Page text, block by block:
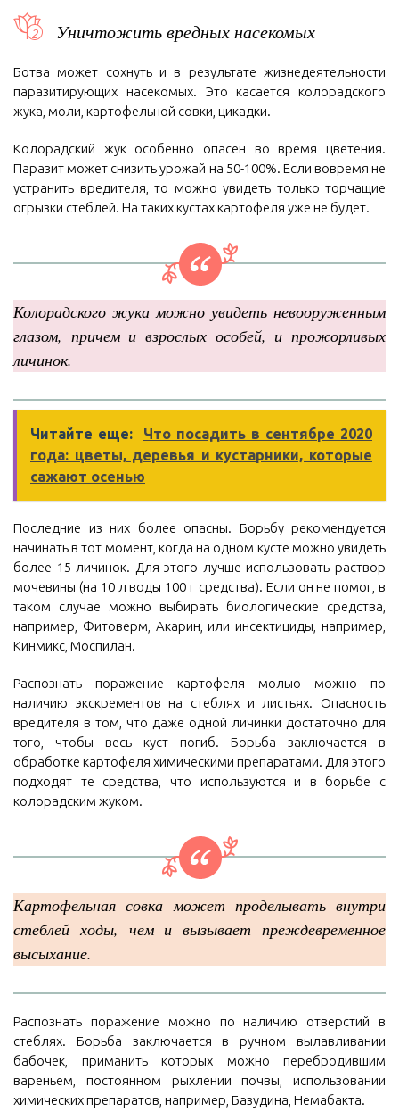
Уничтожить вредных насекомых
Ботва может сохнуть и в результате жизнедеятельности
паразитирующих насекомых. Это касается колорадского
жука, моли, картофельной совки, цикадки.
Колорадский жук особенно опасен во время цветения.
Паразит может снизить урожай на 50-100%. Если вовремя не
устранить вредителя, то можно увидеть только торчащие
огрызки стеблей. На таких кустах картофеля уже не будет.
Колорадского жука можно увидеть невооруженным
глазом, причем и взрослых особей, и прожорливых
личинок.
Читайте еще:
Что посадить в сентябре 2020
года: цветы, деревья и кустарники, которые
сажают осенью
Последние из них более опасны. Борьбу рекомендуется
начинать в тот момент, когда на одном кусте можно увидеть
более 15 личинок. Для этого лучше использовать раствор
мочевины (на 10 л воды 100 г средства). Если он не помог, в
таком случае можно выбирать биологические средства,
например, Фитоверм, Акарин, или инсектициды, например,
Кинмикс, Моспилан.
Распознать поражение картофеля молью можно по
наличию экскрементов на стеблях и листьях. Опасность
вредителя в том, что даже одной личинки достаточно для
того, чтобы весь куст погиб. Борьба заключается в
обработке картофеля химическими препаратами. Для этого
подходят те средства, что используются и в борьбе с
колорадским жуком.
Картофельная совка может проделывать внутри
стеблей ходы, чем и вызывает преждевременное
высыхание.
Распознать поражение можно по наличию отверстий в
стеблях. Борьба заключается в ручном вылавливании
бабочек, приманить которых можно перебродившим
вареньем, постоянном рыхлении почвы, использовании
химических препаратов, например, Базудина, Немабакта.